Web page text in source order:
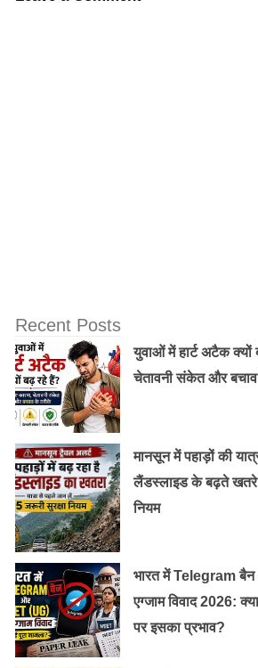
Recent Posts
युवाओं में हार्ट अटैक क्यों
चेतावनी संकेत और
मानसून में पहाड़ों की
लैंडस्लाइड के बढ़ते खतरे
नियम
भारत में Telegram
एग्जाम विवाद 2026:
पर इसका प्रभाव?